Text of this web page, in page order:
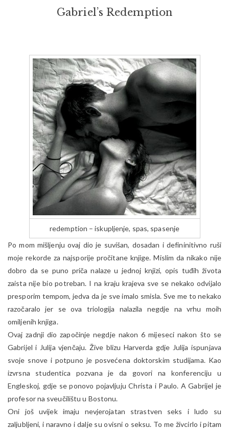
Gabriel’s Redemption
redemption – iskupljenje, spas, spasenje
Po mom mišljenju ovaj dio je suvišan, dosadan i defininitivno ruši
moje rekorde za najsporije pročitane knjige. Mislim da nikako nije
dobro da se puno priča nalaze u jednoj knjizi, opis tuđih života
zaista nije bio potreban. I na kraju krajeva sve se nekako odvijalo
presporim tempom, jedva da je sve imalo smisla. Sve me to nekako
razočaralo jer se ova triologija nalazila negdje na vrhu moih
omiljenih knjiga.
Ovaj zadnji dio započinje negdje nakon 6 mijeseci nakon što se
Gabrijel i Julija vjenčaju. Žive blizu Harverda gdje Julija ispunjava
svoje snove i potpuno je posvećena doktorskim studijama. Kao
izvrsna studentica pozvana je da govori na konferenciju u
Engleskoj, gdje se ponovo pojavljuju Christa i Paulo. A Gabrijel je
profesor na sveučilištu u Bostonu.
Oni još uvijek imaju nevjerojatan strastven seks i ludo su
zaljubljeni, i naravno i dalje su ovisni o seksu. To me živcirlo i pitam